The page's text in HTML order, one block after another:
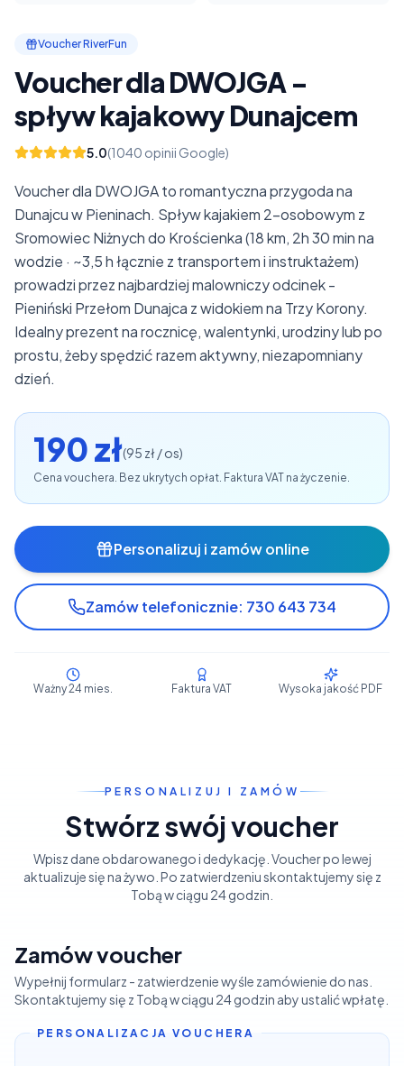
Voucher RiverFun
Voucher dla DWOJGA -
spływ kajakowy Dunajcem
5.0(1040 opinii Google)
Voucher dla DWOJGA to romantyczna przygoda na
Dunajcu w Pieninach. Spływ kajakiem 2-osobowym z
Sromowiec Niżnych do Krościenka (18 km, 2h 30 min na
wodzie · ~3,5 h łącznie z transportem i instruktażem)
prowadzi przez najbardziej malowniczy odcinek -
Pieniński Przełom Dunajca z widokiem na Trzy Korony.
Idealny prezent na rocznicę, walentynki, urodziny lub po
prostu, żeby spędzić razem aktywny, niezapomniany
dzień.
190 zł(95 zł / os)
Cena vouchera. Bez ukrytych opłat. Faktura VAT na życzenie.
Personalizuj i zamów online
Zamów telefonicznie: 730 643 734
Ważny 24 mies. Faktura VAT Wysoka jakość PDF
PERSONALIZUJ I ZAMÓW
Stwórz swój voucher
Wpisz dane obdarowanego i dedykację. Voucher po lewej
aktualizuje się na żywo. Po zatwierdzeniu skontaktujemy się z
Tobą w ciągu 24 godzin.
Zamów voucher
Wypełnij formularz - zatwierdzenie wyśle zamówienie do nas.
Skontaktujemy się z Tobą w ciągu 24 godzin aby ustalić wpłatę.
PERSONALIZACJA VOUCHERA